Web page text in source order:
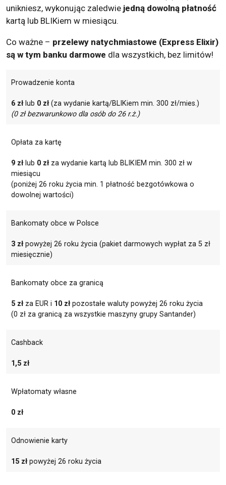
unikniesz, wykonując zaledwie jedną dowolną płatność
kartą lub BLIKiem w miesiącu.
Co ważne – przelewy natychmiastowe (Express Elixir)
są w tym banku darmowe dla wszystkich, bez limitów!
Prowadzenie konta
6 złlub 0 zł(za wydanie kartą/BLIKiem min. 300 zł/mies.)
(0 zł bezwarunkowo dla osób do 26 r.ż.)
Opłata za kartę
9 złlub 0 złza wydanie kartą lub BLIKIEM min. 300 zł w
miesiącu
(poniżej 26 roku życia min. 1 płatność bezgotówkowa o
dowolnej wartości)
Bankomaty obce w Polsce
3 złpowyżej 26 roku życia (pakiet darmowych wypłat za 5 zł
miesięcznie)
Bankomaty obce za granicą
5 złza EUR i 10 złpozostałe waluty powyżej 26 roku życia
(0 zł za granicą za wszystkie maszyny grupy Santander)
Cashback
1,5 zł
Wpłatomaty własne
0 zł
Odnowienie karty
15 złpowyżej 26 roku życia